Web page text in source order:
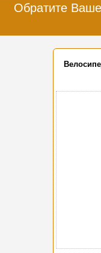
Обратите